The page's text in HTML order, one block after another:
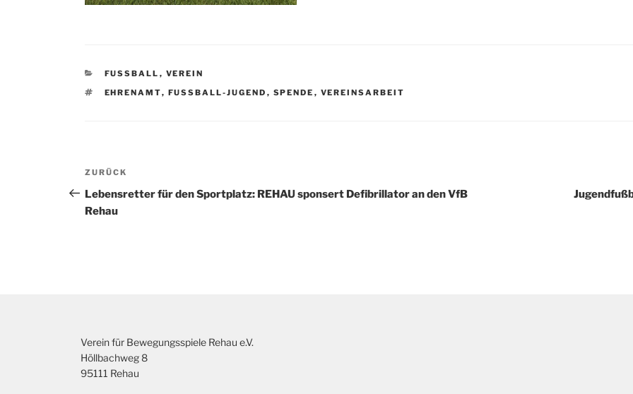
KATEGORIEN
FUSSBALL , VEREIN
SCHLAGWÖRTER
EHRENAMT, FUSSBALL-JUGEND , SPENDE , VEREINSARBEIT
Beitragsnavigation
Vorheriger
Beitrag
ZURÜCK
Lebensretter für den Sportplatz: REHAU sponsert Defibrillator an den VfB
Rehau
Verein für Bewegungsspiele Rehau e.V.
Höllbachweg 8
95111 Rehau